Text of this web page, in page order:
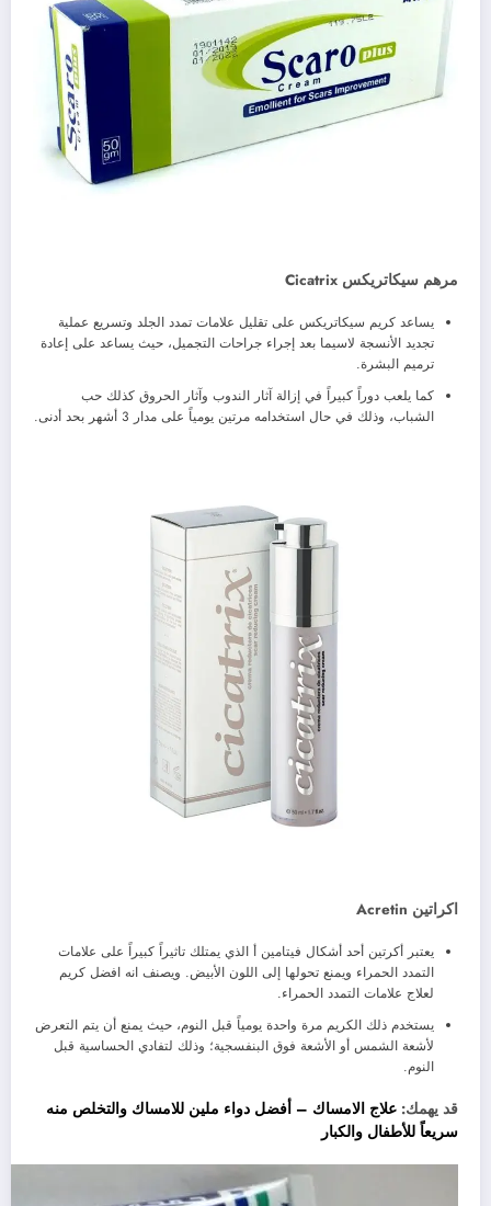
مرهم سيكاتريكس Cicatrix
يساعد كريم سيكاتريكس على تقليل علامات تمدد الجلد وتسريع عملية
تجديد الأنسجة لاسيما بعد إجراء جراحات التجميل، حيث يساعد على إعادة
ترميم البشرة.
كما يلعب دوراً كبيراً في إزالة آثار الندوب وآثار الحروق كذلك حب
الشباب، وذلك في حال استخدامه مرتين يومياً على مدار 3 أشهر بحد أدنى.
اكراتين Acretin
يعتبر أكرتين أحد أشكال فيتامين أ الذي يمتلك تاثيراً كبيراً على علامات
التمدد الحمراء ويمنع تحولها إلى اللون الأبيض. ويصنف انه افضل كريم
لعلاج علامات التمدد الحمراء.
يستخدم ذلك الكريم مرة واحدة يومياً قبل النوم، حيث يمنع أن يتم التعرض
لأشعة الشمس أو الأشعة فوق البنفسجية؛ وذلك لتفادي الحساسية قبل
النوم.
قد يهمك: علاج الامساك – أفضل دواء ملين للامساك والتخلص منه
سريعاً للأطفال والكبار